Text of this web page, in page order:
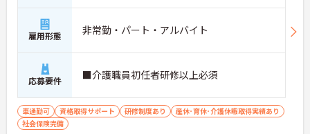
雇用形態 非常勤・パート・アルバイト
応募要件 ■介護職員初任者研修以上必須
車通勤可 資格取得サポート 研修制度あり
産休･育休･介護休暇取得実績あり
社会保険完備